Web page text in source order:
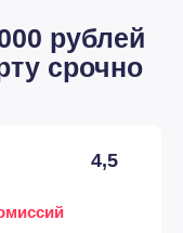
рублей
срочно
4,5